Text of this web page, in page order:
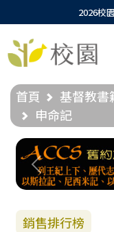
2026校
首頁 基督教書
申命記
Previous
銷售排行榜